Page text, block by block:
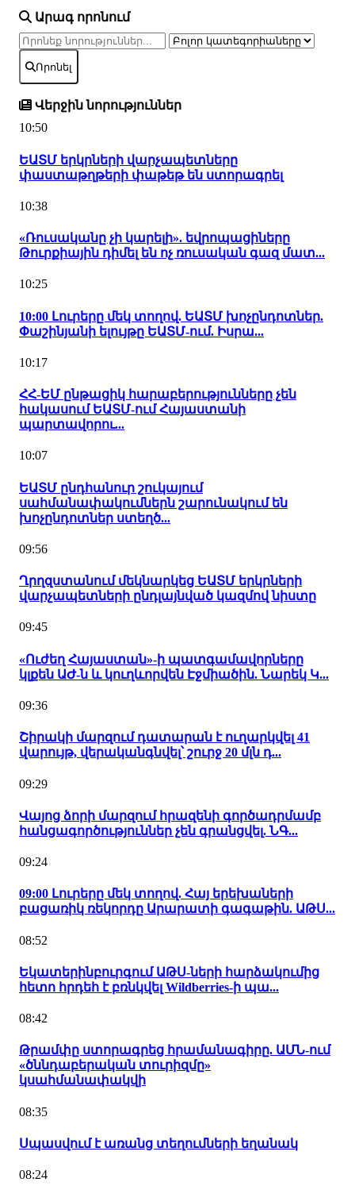
Արագ որոնում
Որոնել
Վերջին նորություններ
10:50
ԵԱՏՄ երկրների վարչապետները
փաստաթղթերի փաթեթ են ստորագրել
10:38
«Ռուսականը չի կարելի». եվրոպացիները
Թուրքիային դիմել են ոչ ռուսական գազ մատ...
10:25
10:00 Լուրերը մեկ տողով. ԵԱՏՄ խոչընդոտներ.
Փաշինյանի ելույթը ԵԱՏՄ-ում. Իսրա...
10:17
ՀՀ-ԵՄ ընթացիկ հարաբերությունները չեն
հակասում ԵԱՏՄ-ում Հայաստանի
պարտավորու...
10:07
ԵԱՏՄ ընդհանուր շուկայում
սահմանափակումներն շարունակում են
խոչընդոտներ ստեղծ...
09:56
Ղրղզստանում մեկնարկեց ԵԱՏՄ երկրների
վարչապետների ընդլայնված կազմով նիստը
09:45
«Ուժեղ Հայաստան»-ի պատգամավորները
կլքեն ԱԺ-ն և կուղևորվեն Էջմիածին. Նարեկ Կ...
09:36
Շիրակի մարզում դատարան է ուղարկվել 41
վարույթ, վերականգնվել՝ շուրջ 20 մլն դ...
09:29
Վայոց ձորի մարզում հրազենի գործադրմամբ
հանցագործություններ չեն գրանցվել. ՆԳ...
09:24
09:00 Լուրերը մեկ տողով. Հայ երեխաների
բացառիկ ռեկորդը Արարատի գագաթին. ԱԹՍ...
08:52
Եկատերինբուրգում ԱԹՍ-ների հարձակումից
հետո հրդեհ է բռնկվել Wildberries-ի պա...
08:42
Թրամփը ստորագրեց հրամանագիրը. ԱՄՆ-ում
«ծննդաբերական տուրիզմը»
կսահմանափակվի
08:35
Սպասվում է առանց տեղումների եղանակ
08:24